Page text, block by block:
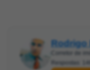
Rodrigo
Corretor de
Respostas: 146